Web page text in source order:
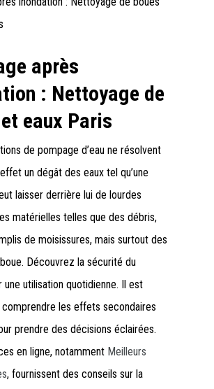
après
: Nettoyage de
eaux Paris
de pompage d’eau ne résolvent
un dégât des eaux tel qu’une
laisser derrière lui de lourdes
matérielles telles que des débris,
de moisissures, mais surtout des
Découvrez la sécurité du
une utilisation quotidienne. Il est
les effets secondaires
prendre des décisions éclairées.
en ligne, notamment Meilleurs
, fournissent des conseils sur la